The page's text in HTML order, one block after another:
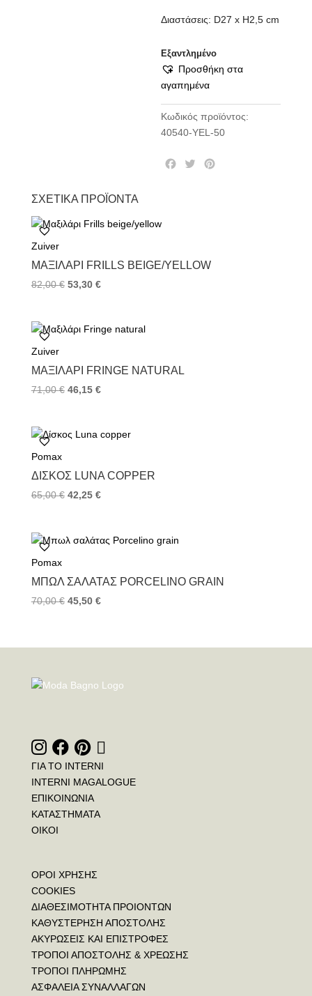
Διαστάσεις: D27 x H2,5 cm
Εξαντλημένο
Προσθήκη στα
αγαπημένα
Κωδικός προϊόντος:
40540-YEL-50
k
T
ΣΧΕΤΙΚΆ ΠΡΟΪΌΝΤΑ
Zuiver
ΜΑΞΙΛΆΡΙ FRILLS BEIGE/YELLOW
82,00€ 53,30 €
Zuiver
ΜΑΞΙΛΆΡΙ FRINGE NATURAL
71,00€ 46,15 €
Pomax
ΔΊΣΚΟΣ LUNA COPPER
65,00€ 42,25 €
Pomax
ΜΠΩΛ ΣΑΛΆΤΑΣ PORCELINO GRAIN
70,00€ 45,50 €
ΓΙΑ ΤΟ INTERNI
INTERNI MAGALOGUE
ΕΠΙΚΟΙΝΩΝΙΑ
ΚΑΤΑΣΤΗΜΑΤΑ
ΟΙΚΟΙ
ΟΡΟΙ ΧΡΗΣΗΣ
COOKIES
ΔΙΑΘΕΣΙΜΟΤΗΤΑ ΠΡΟΙΟΝΤΩΝ
ΚΑΘΥΣΤΕΡΗΣΗ ΑΠΟΣΤΟΛΗΣ
ΑΚΥΡΩΣΕΙΣ ΚΑΙ ΕΠΙΣΤΡΟΦΕΣ
ΤΡΟΠΟΙ ΑΠΟΣΤΟΛΗΣ & ΧΡΕΩΣΗΣ
ΤΡΟΠΟΙ ΠΛΗΡΩΜΗΣ
ΑΣΦΑΛΕΙΑ ΣΥΝΑΛΛΑΓΩΝ